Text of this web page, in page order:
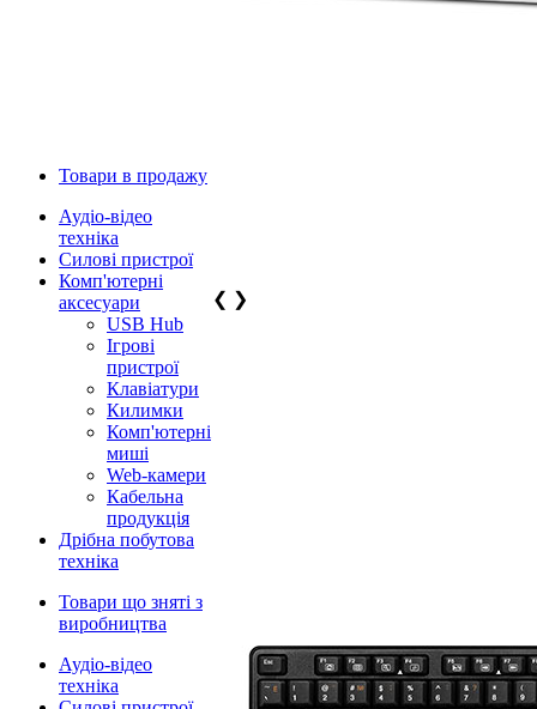
Товари в продажу
Аудіо-відео
техніка
Силові пристрої
Комп'ютерні
аксесуари
USB Hub
Ігрові
пристрої
Клавіатури
Килимки
Комп'ютерні
миші
Web-камери
Кабельна
продукція
Дрібна побутова
техніка
Товари що зняті з
виробництва
Аудіо-відео
техніка
❮ ❯